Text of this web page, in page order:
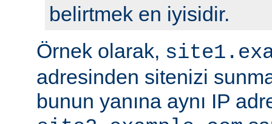
belirtmek en iyisidir.
Örnek olarak,
adresinden sitenizi
bunun yanına aynı IP